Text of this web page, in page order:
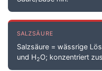
SALZSÄURE
Salzsäure = wässrige
und H2O; konzentriert